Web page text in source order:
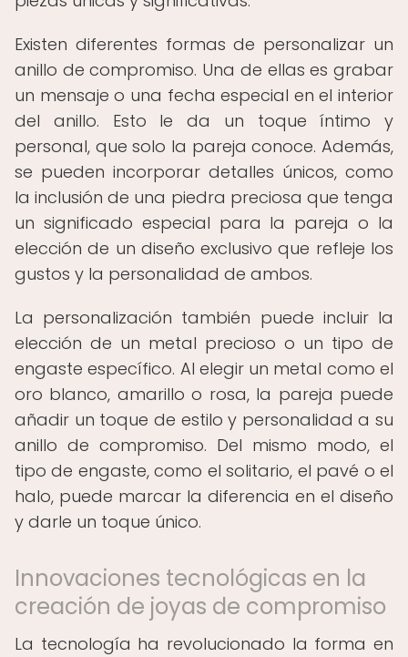
Existen diferentes formas de personalizar un
anillo de compromiso. Una de ellas es grabar
un mensaje o una fecha especial en el interior
del anillo. Esto le da un toque íntimo y
personal, que solo la pareja conoce. Además,
se pueden incorporar detalles únicos, como
la inclusión de una piedra preciosa que tenga
un significado especial para la pareja o la
elección de un diseño exclusivo que refleje los
gustos y la personalidad de ambos.
La personalización también puede incluir la
elección de un metal precioso o un tipo de
engaste específico. Al elegir un metal como el
oro blanco, amarillo o rosa, la pareja puede
añadir un toque de estilo y personalidad a su
anillo de compromiso. Del mismo modo, el
tipo de engaste, como el solitario, el pavé o el
halo, puede marcar la diferencia en el diseño
y darle un toque único.
Innovaciones tecnológicas en la
creación de joyas de compromiso
La tecnología ha revolucionado la forma en